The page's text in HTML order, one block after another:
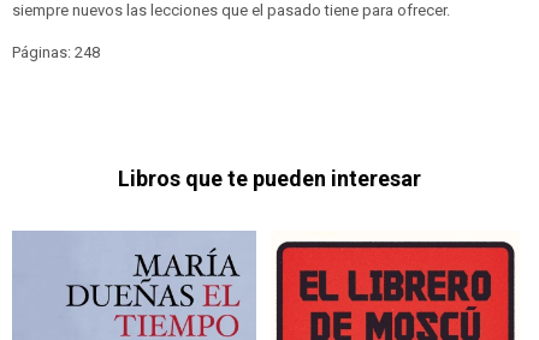
siempre nuevos las lecciones que el pasado tiene para ofrecer.
Páginas: 248
Libros que te pueden interesar